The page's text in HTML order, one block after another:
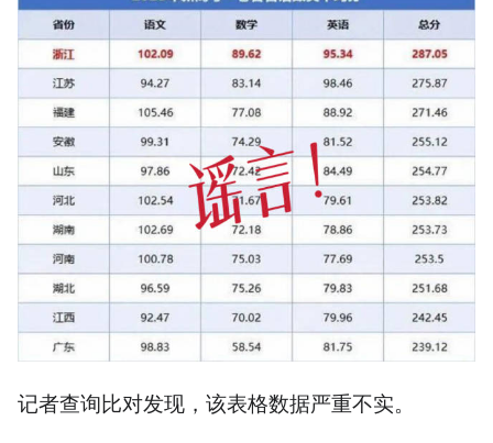
记者查询比对发现，该表格数据严重不实。